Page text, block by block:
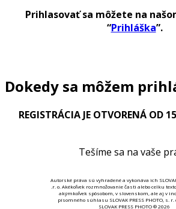
Prihlasovať sa môžete na
“Prihláška”.
Dokedy sa môžem
REGISTRÁCIA JE OTVORENÁ OD
Tešíme sa na vaše
Autorské práva sú vyhradené a vykonáva ich SLOVAK
.r. o. Akékoľvek rozmnožovanie časti alebo celku
akýmkoľvek spôsobom, v slovenskom, ale aj v
písomného súhlasu SLOVAK PRESS PHOTO, s. r.
SLOVAK PRESS PHOTO ® 2026